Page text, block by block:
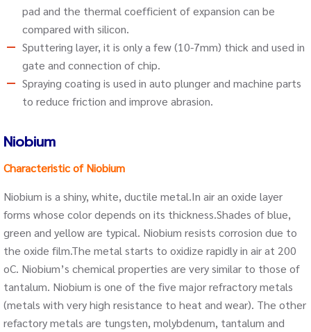
pad and the thermal coefficient of expansion can be
compared with silicon.
Sputtering layer, it is only a few (10-7mm) thick and used in
gate and connection of chip.
Spraying coating is used in auto plunger and machine parts
to reduce friction and improve abrasion.
Niobium
Characteristic of Niobium
Niobium is a shiny, white, ductile metal.In air an oxide layer
forms whose color depends on its thickness.Shades of blue,
green and yellow are typical. Niobium resists corrosion due to
the oxide film.The metal starts to oxidize rapidly in air at 200
oC. Niobium’s chemical properties are very similar to those of
tantalum. Niobium is one of the five major refractory metals
(metals with very high resistance to heat and wear). The other
refactory metals are tungsten, molybdenum, tantalum and